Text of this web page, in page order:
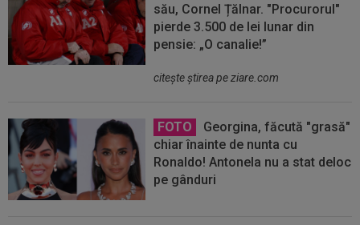
său, Cornel Țălnar. "Procurorul"
pierde 3.500 de lei lunar din
pensie: „O canalie!”
citeşte ştirea pe ziare.com
FOTO
Georgina, făcută "grasă"
chiar înainte de nunta cu
Ronaldo! Antonela nu a stat deloc
pe gânduri